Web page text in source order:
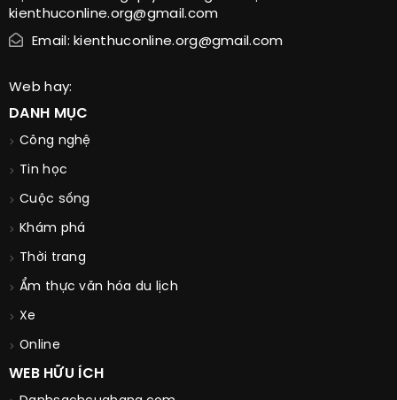
kienthuconline.org@gmail.com
Email: kienthuconline.org@gmail.com
Web hay:
DANH MỤC
Công nghệ
Tin học
Cuộc sống
Khám phá
Thời trang
Ẩm thực văn hóa du lịch
Xe
Online
WEB HỮU ÍCH